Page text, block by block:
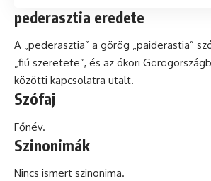
pederasztia eredete
A „pederasztia” a görög „paiderastia”
„fiú szeretete”, és az ókori
közötti kapcsolatra utalt.
Szófaj
Főnév.
Szinonimák
Nincs ismert szinonima.